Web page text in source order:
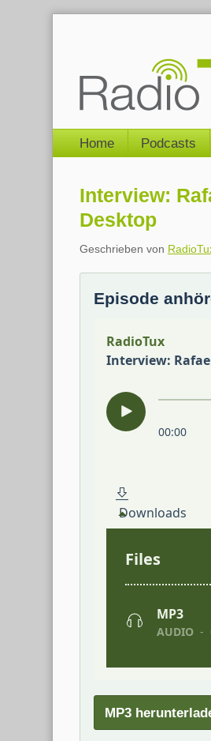
Navigation
Home Podcasts
Interview:
Desktop
Geschrieben von
Episode
MP3